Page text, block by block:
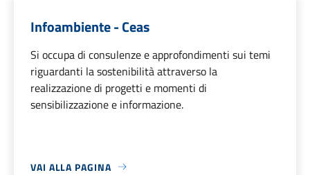
Infoambiente - Ceas
Si occupa di consulenze e approfondimenti sui temi
riguardanti la sostenibilità attraverso la
realizzazione di progetti e momenti di
sensibilizzazione e informazione.
VAI ALLA PAGINA